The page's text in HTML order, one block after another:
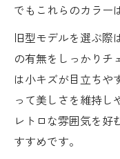
でもこれらのカラー
旧型モデルを選ぶ際
の有無をしっかりチ
は小キズが目立ちや
って美しさを維持し
レトロな雰囲気を好
すすめです。